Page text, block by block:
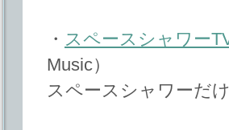
・ スペースシャワー
Music）
スペースシャワーだけ